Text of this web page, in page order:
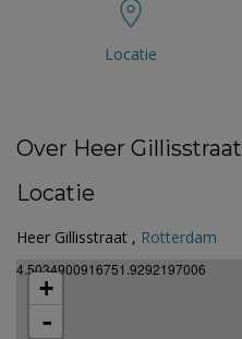
Locatie
Over Heer Gillisstraat
Locatie
Heer Gillisstraat , Rotterdam
4.5034900916751.9292197006
+
-